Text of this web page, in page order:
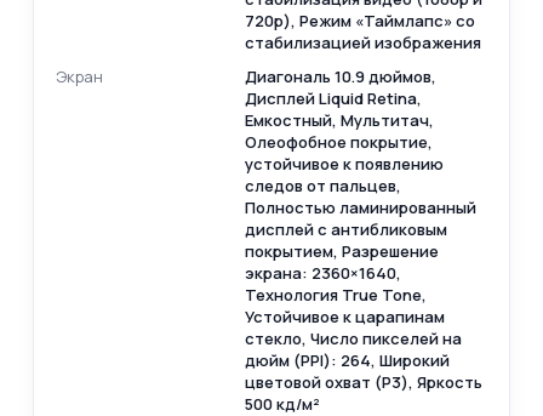
720p), Режим «Таймлапс» со
стабилизацией изображения
Экран
Диагональ 10.9 дюймов,
Дисплей Liquid Retina,
Емкостный, Мультитач,
Олеофобное покрытие,
устойчивое к появлению
следов от пальцев,
Полностью ламинированный
дисплей c антибликовым
покрытием, Разрешение
экрана: 2360×1640,
Технология True Tone,
Устойчивое к царапинам
стекло, Число пикселей на
дюйм (PPI): 264, Широкий
цветовой охват (P3), Яркость
500 кд/м²